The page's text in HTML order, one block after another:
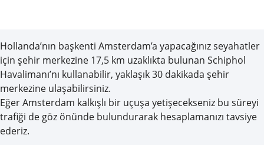
Hollanda’nın başkenti Amsterdam’a yapacağınız seyahatler
için şehir merkezine 17,5 km uzaklıkta bulunan Schiphol
Havalimanı’nı kullanabilir, yaklaşık 30 dakikada şehir
merkezine ulaşabilirsiniz.
Eğer Amsterdam kalkışlı bir uçuşa yetişecekseniz bu süreyi
trafiği de göz önünde bulundurarak hesaplamanızı tavsiye
ederiz.